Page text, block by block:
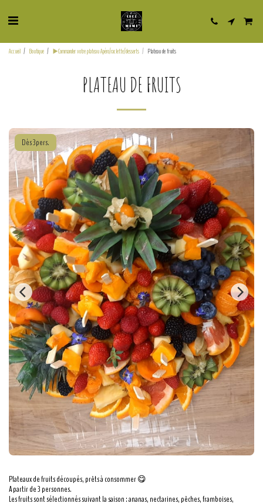
Accueil Boutique ▶️Commander votre plateau Apéro/raclette/desserts Plateau de fruits
PLATEAU DE FRUITS
Dès 3pers.
Plateaux de fruits découpés, prêts à consommer 😋
A partir de 3 personnes.
Les fruits sont sélectionnés suivant la saison : ananas, nectarines, pêches, framboises,